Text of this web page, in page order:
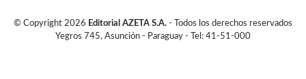
© Copyright 2026 Editorial AZETA S.A. - Todos los derechos reservados
Yegros 745, Asunción - Paraguay - Tel: 41-51-000